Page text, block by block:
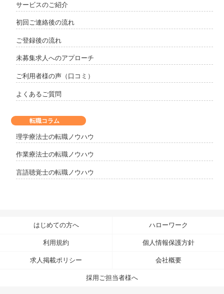
サービスのご紹介
初回ご連絡後の流れ
ご登録後の流れ
未募集求人へのアプローチ
ご利用者様の声（口コミ）
よくあるご質問
転職コラム
理学療法士の転職ノウハウ
作業療法士の転職ノウハウ
言語聴覚士の転職ノウハウ
はじめての方へ ハローワーク
利用規約 個人情報保護方針
求人掲載ポリシー 会社概要
採用ご担当者様へ